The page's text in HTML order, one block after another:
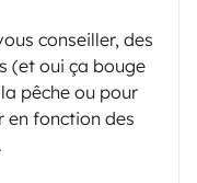
conseiller, des
(et oui ça bouge
pêche ou pour
en fonction des